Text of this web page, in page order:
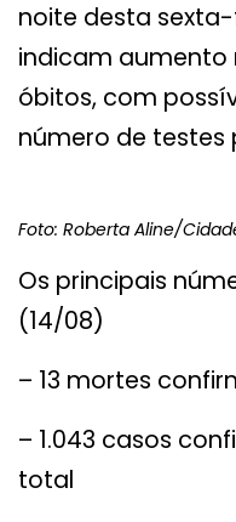
noite desta
indicam aumento
óbitos, com
número de testes
Foto: Roberta Aline/
Os principais
(14/08)
– 13 mortes
– 1.043 casos
total